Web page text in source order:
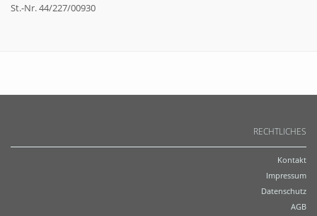
St.-Nr. 44/227/00930
RECHTLICHES
Kontakt
Impressum
Datenschutz
AGB